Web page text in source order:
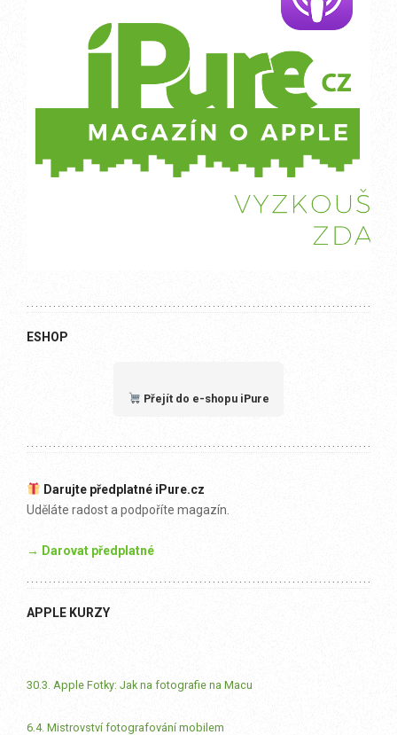
ESHOP
Přejít do e-shopu iPure
Darujte předplatné iPure.cz
Uděláte radost a podpoříte magazín.
→ Darovat předplatné
APPLE KURZY
30.3. Apple Fotky: Jak na fotografie na Macu
6.4. Mistrovství fotografování mobilem